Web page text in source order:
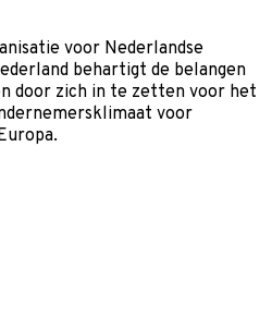
voor Nederlandse
behartigt de belangen
door zich in te zetten voor het
voor